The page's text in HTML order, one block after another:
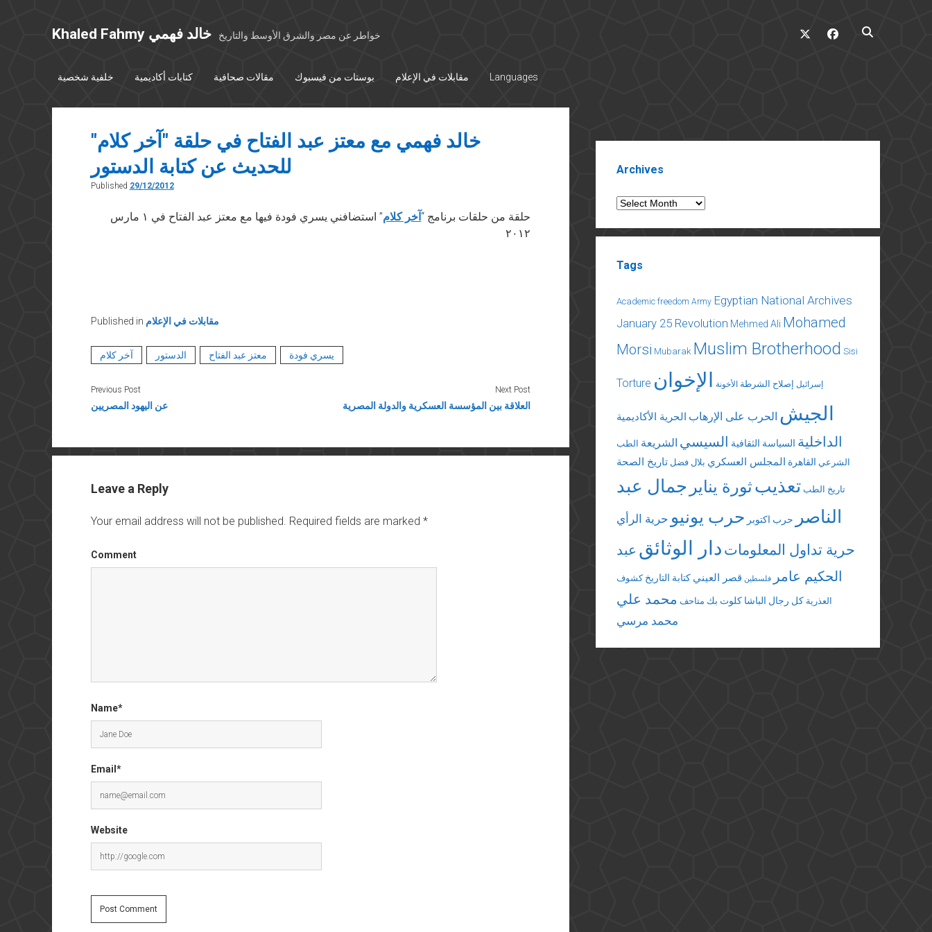
Khaled Fahmy خالد فهمي خواطر عن مصر والشرق الأوسط والتاريخ
twitter facebook
خلفية شخصية كتابات أكاديمية مقالات صحافية بوستات من فيسبوك مقابلات في الإعلام Languages
خالد فهمي مع معتز عبد الفتاح في حلقة "آخر كلام"
للحديث عن كتابة الدستور
Published 29/12/2012
حلقة من حلقات برنامج “آخر كلام
” استضافني يسري فودة فيها مع معتز عبد الفتاح في ١ مارس
٢٠١٢
Published in مقابلات في الإعلام
آخر كلام الدستور معتز عبد الفتاح يسري فودة
Previous Post
عن اليهود المصريين
Next Post
العلاقة بين المؤسسة العسكرية والدولة المصرية
Leave a Reply
Your email address will not be published. Required fields are marked *
Comment
Name*
Email*
Website
Archives
Archives
Tags
Academic freedom Army Egyptian National Archives
January 25 Revolution Mehmed Ali Mohamed
Morsi Mubarak Muslim Brotherhood Sisi
Torture إسرائيل إصلاح الشرطة الأخونة الإخوان
الجيش الحرب على الإرهاب الحرية الأكاديمية
الداخلية السياسة الثقافية السيسي الشريعة الطب
الشرعي القاهرة المجلس العسكري بلال فضل تاريخ الصحة
تاريخ الطب تعذيبثورة يناير جمال عبد
الناصر
حرب اكتوبر حرب يونيو حرية الرأي
حرية تداول المعلومات دار الوثائق عبد
الحكيم عامر
فلسطين قصر العيني كتابة التاريخ كشوف
العذرية كل رجال الباشا كلوت بك متاحف محمد علي
محمد مرسي